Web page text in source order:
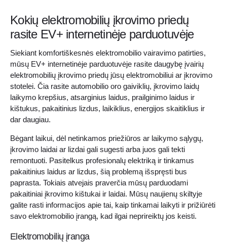
Kokių elektromobilių įkrovimo priedų
rasite EV+ internetinėje parduotuvėje
Siekiant komfortiškesnės elektromobilio vairavimo patirties,
mūsų EV+ internetinėje parduotuvėje rasite daugybę įvairių
elektromobilių įkrovimo priedų jūsų elektromobiliui ar įkrovimo
stotelei. Čia rasite automobilio oro gaiviklių, įkrovimo laidų
laikymo krepšius, atsarginius laidus, prailginimo laidus ir
kištukus, pakaitinius lizdus, laikiklius, energijos skaitiklius ir
dar daugiau.
Bėgant laikui, dėl netinkamos priežiūros ar laikymo sąlygų,
įkrovimo laidai ar lizdai gali sugesti arba juos gali tekti
remontuoti. Pasitelkus profesionalų elektriką ir tinkamus
pakaitinius laidus ar lizdus, šią problemą išspręsti bus
paprasta. Tokiais atvejais praverčia mūsų parduodami
pakaitiniai įkrovimo kištukai ir laidai. Mūsų naujienų skiltyje
galite rasti informacijos apie tai, kaip tinkamai laikyti ir prižiūrėti
savo elektromobilio įrangą, kad ilgai neprireiktų jos keisti.
Elektromobilių įranga